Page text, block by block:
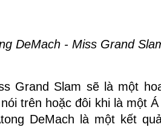
DeMach - Miss Grand
Grand Slam sẽ là một
trên hoặc đôi khi là một
DeMach là một kết